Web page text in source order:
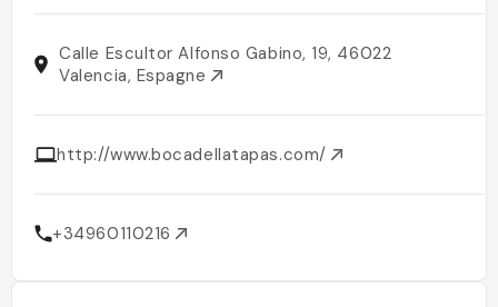
Calle Escultor Alfonso Gabino, 19, 46022
Valencia, Espagne
http://www.bocadellatapas.com/
+34960110216